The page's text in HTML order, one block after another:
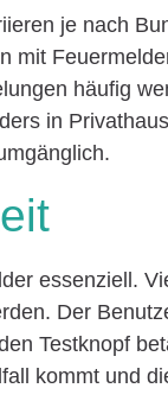
je nach
mit
häufig
in
essenziell.
Der
Testknopf
kommt und